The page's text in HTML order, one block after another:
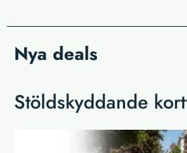
Nya deals
Stöldskyddande